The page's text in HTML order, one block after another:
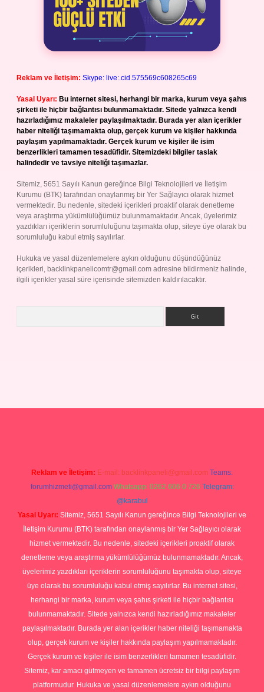
Reklam ve İletişim: Skype: live:.cid.575569c608265c69
Yasal Uyarı: Bu internet sitesi, herhangi bir marka, kurum veya şahıs
şirketi ile hiçbir bağlantısı bulunmamaktadır. Sitede yalnızca kendi
hazırladığımız makaleler paylaşılmaktadır. Burada yer alan içerikler
haber niteliği taşımamakta olup, gerçek kurum ve kişiler hakkında
paylaşım yapılmamaktadır. Gerçek kurum ve kişiler ile isim
benzerlikleri tamamen tesadüfidir. Sitemizdeki bilgiler taslak
halindedir ve tavsiye niteliği taşımazlar.
Sitemiz, 5651 Sayılı Kanun gereğince Bilgi Teknolojileri ve İletişim
Kurumu (BTK) tarafından onaylanmış bir Yer Sağlayıcı olarak hizmet
vermektedir. Bu nedenle, sitedeki içerikleri proaktif olarak denetleme
veya araştırma yükümlülüğümüz bulunmamaktadır. Ancak, üyelerimiz
yazdıkları içeriklerin sorumluluğunu taşımakta olup, siteye üye olarak bu
sorumluluğu kabul etmiş sayılırlar.
Hukuka ve yasal düzenlemelere aykırı olduğunu düşündüğünüz
içerikleri, backlinkpanelicomtr@gmail.com adresine bildirmeniz halinde,
ilgili içerikler yasal süre içerisinde sitemizden kaldırılacaktır.
Reklam ve İletişim: E-mail: backlinkpaneli@gmail.com Teams:
forumhizmeti@gmail.com Whatsapp: 0262 606 0 726 Telegram:
@karabul
Yasal Uyarı: Sitemiz, 5651 Sayılı Kanun gereğince Bilgi Teknolojileri ve
İletişim Kurumu (BTK) tarafından onaylanmış bir Yer Sağlayıcı olarak
hizmet vermektedir. Bu nedenle, sitedeki içerikleri proaktif olarak
denetleme veya araştırma yükümlülüğümüz bulunmamaktadır. Ancak,
üyelerimiz yazdıkları içeriklerin sorumluluğunu taşımakta olup, siteye
üye olarak bu sorumluluğu kabul etmiş sayılırlar. Bu internet sitesi,
herhangi bir marka, kurum veya şahıs şirketi ile hiçbir bağlantısı
bulunmamaktadır. Sitede yalnızca kendi hazırladığımız makaleler
paylaşılmaktadır. Burada yer alan içerikler haber niteliği taşımamakta
olup, gerçek kurum ve kişiler hakkında paylaşım yapılmamaktadır.
Gerçek kurum ve kişiler ile isim benzerlikleri tamamen tesadüfidir.
Sitemiz, kar amacı gütmeyen ve tamamen ücretsiz bir bilgi paylaşım
platformudur. Hukuka ve yasal düzenlemelere aykırı olduğunu